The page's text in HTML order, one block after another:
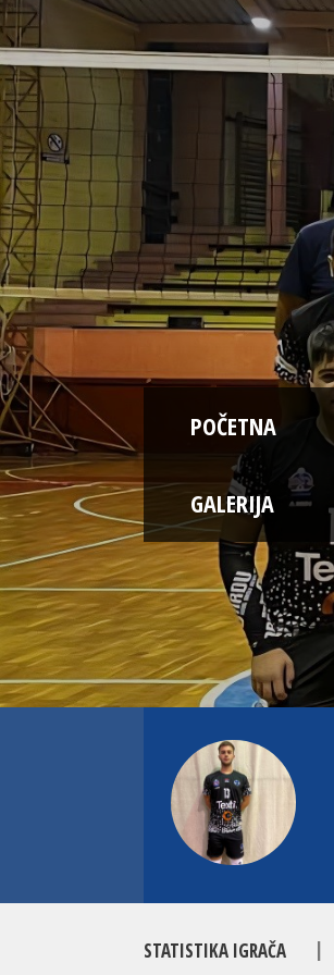
POČETNA
GALERIJA
STATISTIKA IGRAČA |